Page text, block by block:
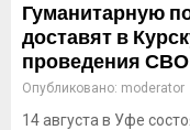
Гуманитарную
доставят в
проведения СВО
Опубликовано: moderator
14 августа в Уфе